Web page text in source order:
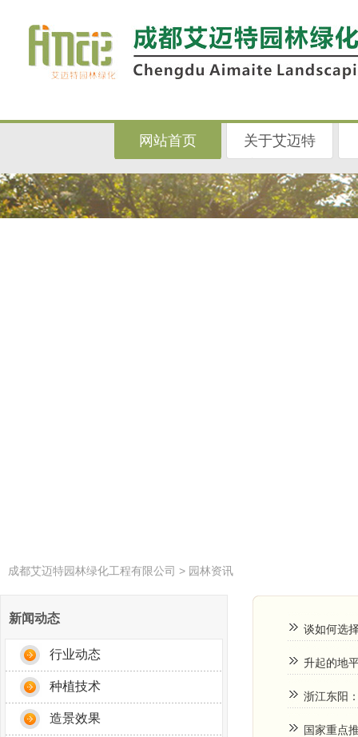
网站首页 关于艾迈特
成都艾迈特园林绿化工程有限公司 > 园林资讯
新闻动态
行业动态
种植技术
造景效果
谈如何选
升起的地
浙江东阳
国家重点